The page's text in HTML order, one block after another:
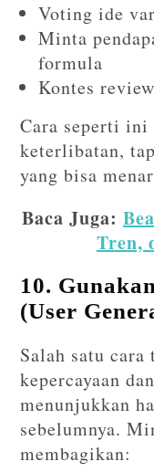
Voting ide
Minta
formula
Kontes
Cara seperti ini
keterlibatan,
yang bisa
Baca Juga:
Tren,
10.
(User
Salah satu cara
kepercayaan
menunjukkan
sebelumnya.
membagikan: